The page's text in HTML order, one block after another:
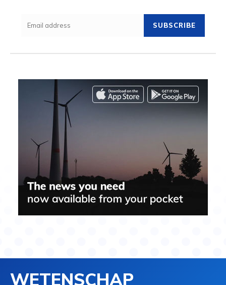
SUBSCRIBE
WETENSCHAP